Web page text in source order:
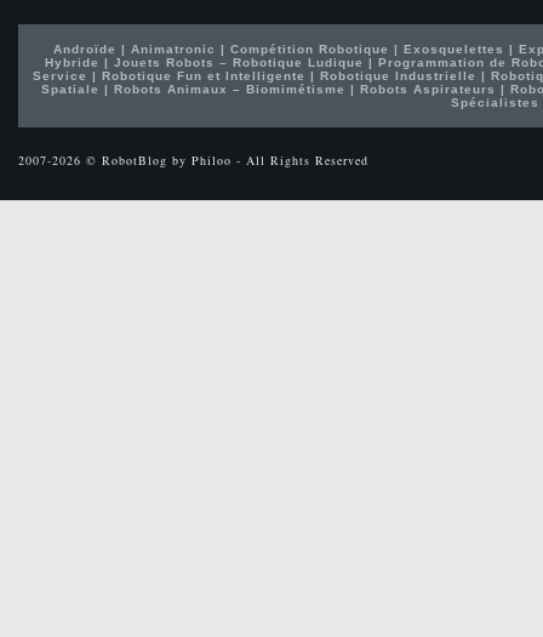
Androïde | Animatronic | Compétition Robotique | Exosquelettes |
Hybride |Jouets Robots – Robotique Ludique |Programmation de
Service | Robotique Fun et Intelligente | Robotique Industrielle |
Spatiale | Robots Animaux – Biomimétisme | Robots Aspirateurs |
Spécialistes
2007-2026 © RobotBlog by Philoo - All Rights Reserved